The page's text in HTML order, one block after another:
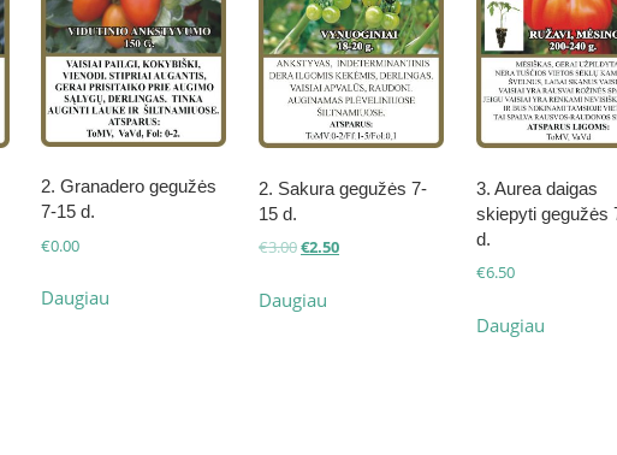
2. Granadero gegužės
7-15 d.
€0.00
Daugiau
2. Sakura gegužės 7-
15 d.
€3.00Original
was:
€3.00.
€2.50Current
Daugiau
3. Aurea daigas
skiepyti gegužės
d.
€6.50
Daugiau